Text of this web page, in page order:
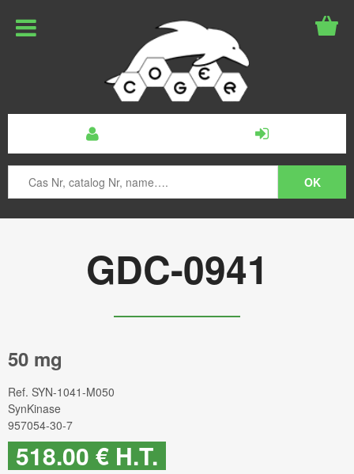
GDC-0941
50 mg
Ref. SYN-1041-M050
SynKinase
957054-30-7
518.00 € H.T.